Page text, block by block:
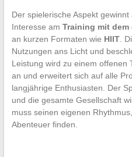
Der spielerische Aspekt
Interesse am Training mit
an kurzen Formaten wie HIIT.
Nutzungen ans Licht und
Leistung wird zu einem offenen
an und erweitert sich auf alle
langjährige Enthusiasten. Der
und die gesamte Gesellschaft
muss seinen eigenen
Abenteuer finden.